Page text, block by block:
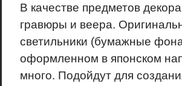
В качестве предметов
гравюры и веера.
светильники (бумажные
оформленном в японском
много. Подойдут для